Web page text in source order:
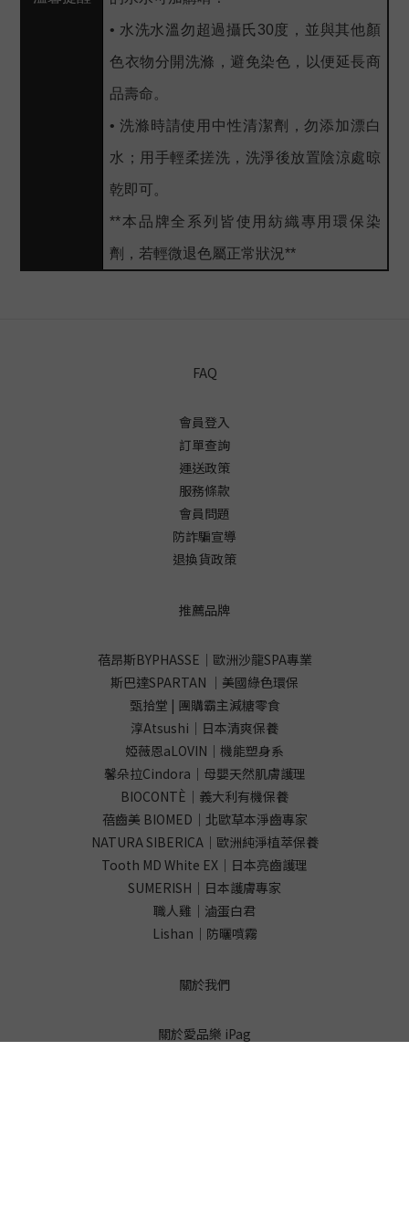
• 水洗水溫勿超過攝氏30度，並與其他顏
色衣物分開洗滌，避免染色，以便延長商
品壽命。
• 洗滌時請使用中性清潔劑，勿添加漂白
水；用手輕柔搓洗，洗淨後放置陰涼處晾
乾即可。
**本品牌全系列皆使用紡織專用環保染
劑，若輕微退色屬正常狀況**
FAQ
會員登入
訂單查詢
運送政策
服務條款
會員問題
防詐騙宣導
退換貨政策
推薦品牌
蓓昂斯BYPHASSE｜歐洲沙龍SPA專業
斯巴達SPARTAN ｜美國綠色環保
甄拾堂 | 團購霸主減糖零食
淳Atsushi｜日本清爽保養
婭薇恩aLOVIN｜機能塑身系
馨朵拉Cindora｜母嬰天然肌膚護理
BIOCONTÈ｜義大利有機保養
蓓齒美 BIOMED｜北歐草本淨齒專家
NATURA SIBERICA｜歐洲純淨植萃保養
Tooth MD White EX｜日本亮齒護理
SUMERISH｜日本護膚專家
職人雞｜滷蛋白君
Lishan｜防曬噴霧
關於我們
關於愛品樂 iPag